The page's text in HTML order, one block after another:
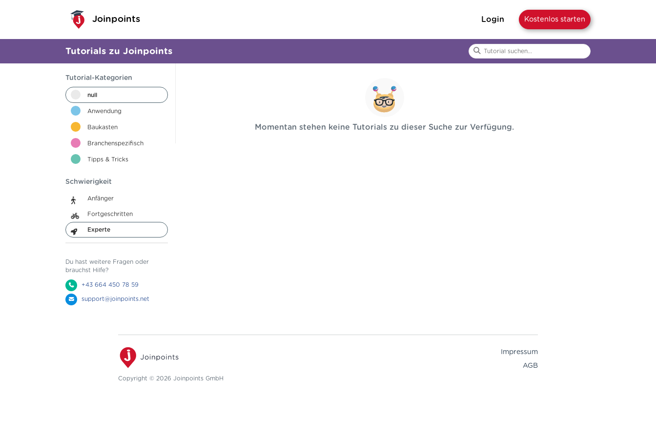
Joinpoints Login Kostenlos starten
Tutorials zu Joinpoints
Tutorial-Kategorien
null
Anwendung
Baukasten
Branchenspezifisch
Tipps & Tricks
Schwierigkeit
Anfänger
Fortgeschritten
Experte
Du hast weitere Fragen oder
brauchst Hilfe?
+43 664 450 78 59
support@joinpoints.net
Momentan stehen keine Tutorials zu dieser Suche zur Verfügung.
Impressum
AGB
Copyright © 2026 Joinpoints GmbH